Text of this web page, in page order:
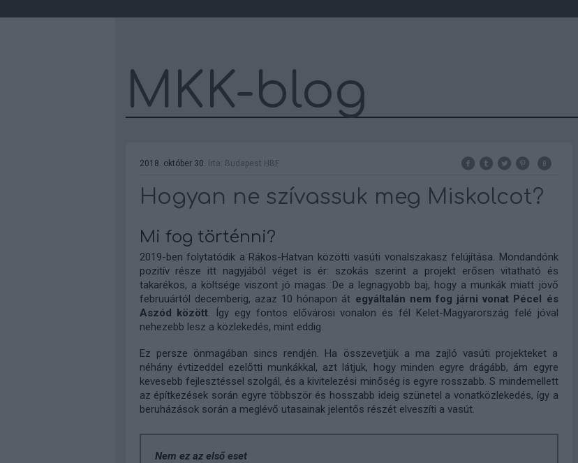
MKK-blog
2018. október 30. írta: Budapest HBF
Hogyan ne szívassuk meg Miskolcot?
Mi fog történni?
2019-ben folytatódik a Rákos-Hatvan közötti vasúti vonalszakasz felújítása. Mondandónk
pozitív része itt nagyjából véget is ér: szokás szerint a projekt erősen vitatható és
takarékos, a költsége viszont jó magas. De a legnagyobb baj, hogy a munkák miatt jövő
februuártól decemberig, azaz 10 hónapon át egyáltalán nem fog járni vonat Pécel és
Aszód között. Így egy fontos elővárosi vonalon és fél Kelet-Magyarország felé jóval
nehezebb lesz a közlekedés, mint eddig.
Ez persze önmagában sincs rendjén. Ha összevetjük a ma zajló vasúti projekteket a
néhány évtizeddel ezelőtti munkákkal, azt látjuk, hogy minden egyre drágább, ám egyre
kevesebb fejlesztéssel szolgál, és a kivitelezési minőség is egyre rosszabb. S mindemellett
az építkezések során egyre többször és hosszabb ideig szünetel a vonatközlekedés, így a
beruházások során a meglévő utasainak jelentős részét elveszíti a vasút.
Nem ez az első eset